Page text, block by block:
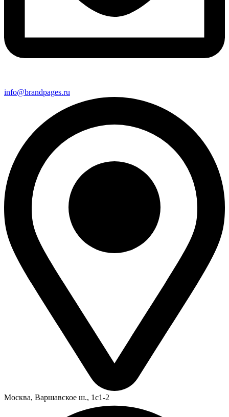
info@brandpages.ru
Москва, Варшавское ш., 1с1-2